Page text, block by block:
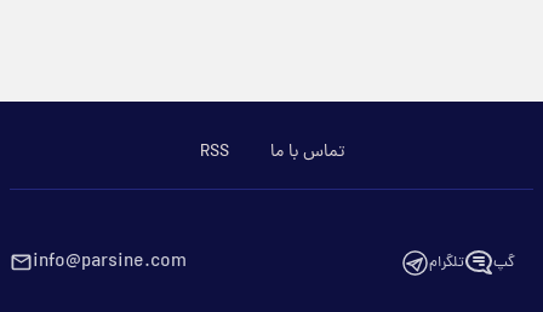
تماس با ما RSS
گپ تلگرام info@parsine.com